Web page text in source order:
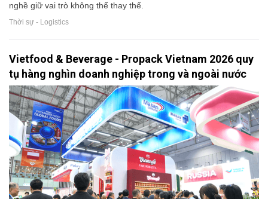
nghề giữ vai trò không thể thay thế.
Thời sự - Logistics
Vietfood & Beverage - Propack Vietnam 2026 quy
tụ hàng nghìn doanh nghiệp trong và ngoài nước